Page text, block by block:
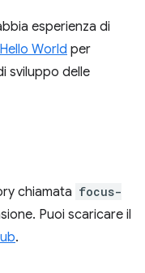
esperienza di
Hello World per
sviluppo delle
chiamata focus-
Puoi scaricare il
.